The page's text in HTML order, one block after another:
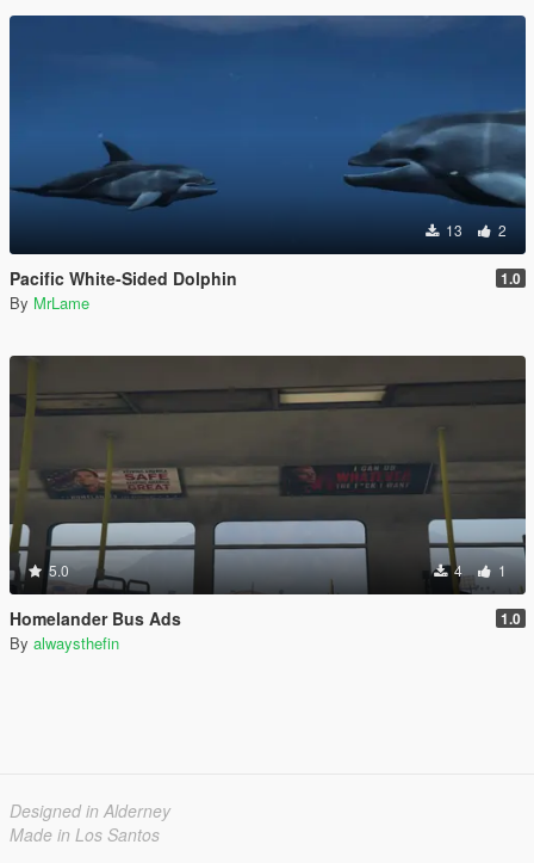
13 2
Pacific White-Sided Dolphin 1.0
By MrLame
5.0 4 1
Homelander Bus Ads 1.0
By alwaysthefin
Designed in Alderney
Made in Los Santos